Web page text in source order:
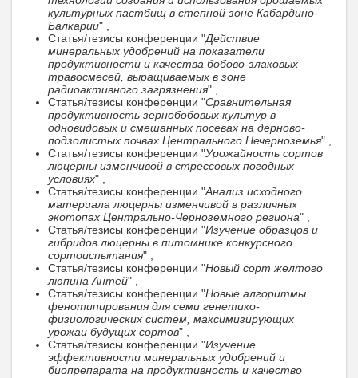
культурных пастбищ в степной зоне Кабардино-
Балкарии" ,
Статья/тезисы конференции "Действие
минеральных удобрений на показатели
продуктивности и качества бобово-злаковых
травосмесей, выращиваемых в зоне
радиоактивного загрязнения" ,
Статья/тезисы конференции "Сравнительная
продуктивность зернобобовых культур в
одновидовых и смешанных посевах на дерново-
подзолистых почвах Центрального Нечерноземья" ,
Статья/тезисы конференции "Урожайность сортов
люцерны изменчивой в стрессовых погодных
условиях" ,
Статья/тезисы конференции "Анализ исходного
материала люцерны изменчивой в различных
экотопах Центрально-Черноземного региона" ,
Статья/тезисы конференции "Изучение образцов и
гибридов люцерны в питомнике конкурсного
сортоиспытания" ,
Статья/тезисы конференции "Новый сорт желтого
люпина Антей" ,
Статья/тезисы конференции "Новые алгоритмы
фенотипирования для семи генетико-
физиологических систем, максимизирующих
урожаи будущих сортов" ,
Статья/тезисы конференции "Изучение
эффективности минеральных удобрений и
биопрепарата на продуктивность и качество